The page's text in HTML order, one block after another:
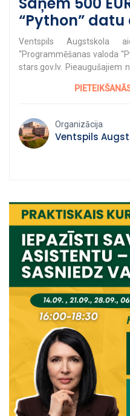
“Python”
Ventspils Augstskola
“Programmēšanas valoda
stars.gov.lv. Pieaugušajiem
finansējums līdz 500 eiro
analīzei” pieteikšanās
viena no populārākajām
izmanto datu apstrādē,
analīzi, izmantojot
vizualizācijas – grafikus
īstenotas ar valsts un
projektā “Individuālo
Piesakies: https://
projektu
https://www.venta.lv/
kontu-pieejas-attistiba
Organizācija
Ventspils